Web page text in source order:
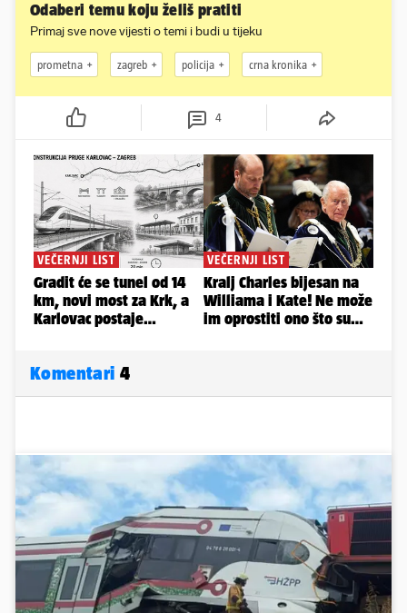
Odaberi temu koju želiš pratiti
Primaj sve nove vijesti o temi i budi u tijeku
prometna zagreb policija crna kronika
4
Komentari 4